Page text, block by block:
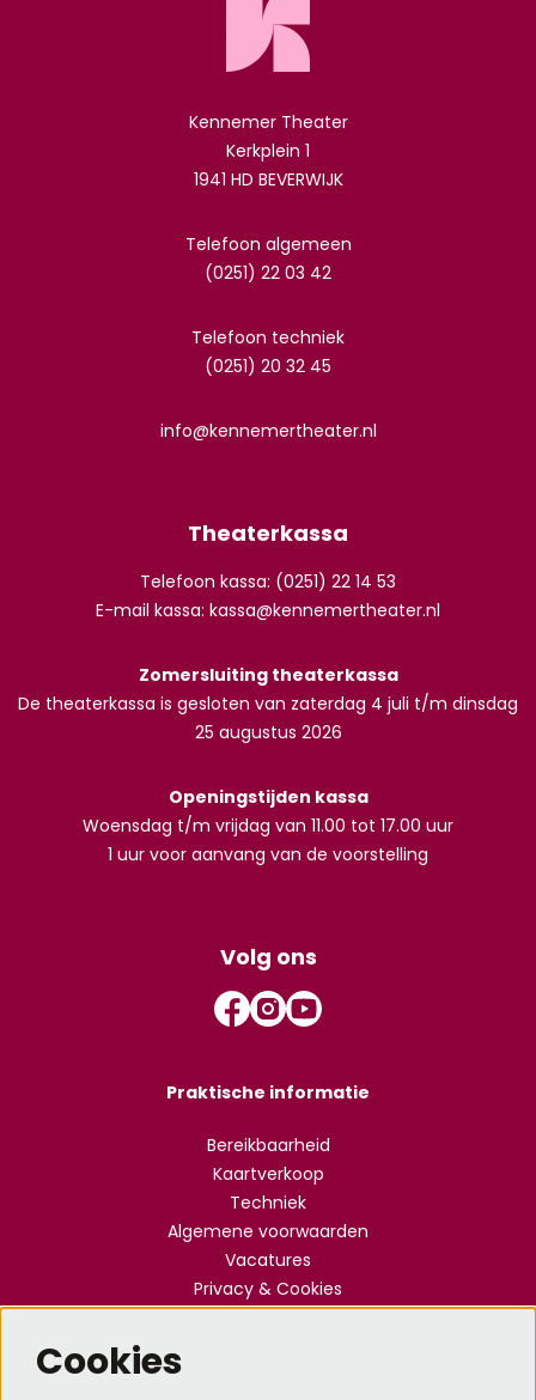
Kennemer Theater
Kerkplein 1
1941 HD BEVERWIJK
Telefoon algemeen
(0251) 22 03 42
Telefoon techniek
(0251) 20 32 45
info@kennemertheater.nl
Theaterkassa
Telefoon kassa: (0251) 22 14 53
E-mail kassa: kassa@kennemertheater.nl
Zomersluiting theaterkassa
De theaterkassa is gesloten van zaterdag 4 juli t/m dinsdag
25 augustus 2026
Openingstijden kassa
Woensdag t/m vrijdag van 11.00 tot 17.00 uur
1 uur voor aanvang van de voorstelling
Volg ons
Praktische informatie
Bereikbaarheid
Kaartverkoop
Techniek
Algemene voorwaarden
Vacatures
Privacy & Cookies
Meld je aan voor de nieuwsbrief
Cookies